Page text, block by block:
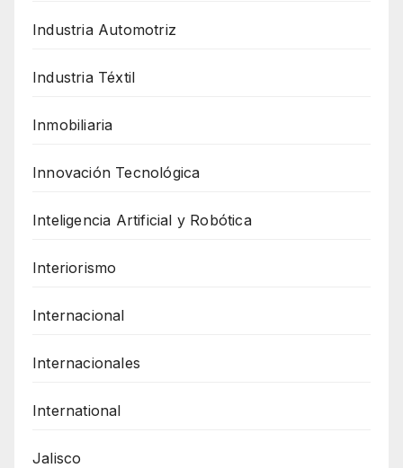
Industria Automotriz
Industria Téxtil
Inmobiliaria
Innovación Tecnológica
Inteligencia Artificial y Robótica
Interiorismo
Internacional
Internacionales
International
Jalisco